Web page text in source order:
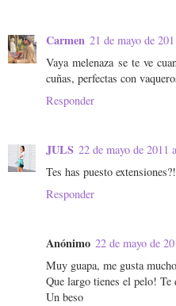
Carmen 21 de mayo de
Vaya melenaza se te ve
cuñas, perfectas con
Responder
JULS 22 de mayo de 2011
Tes has puesto
Responder
Anónimo 22 de mayo de
Muy guapa, me gusta
Que largo tienes el pelo! Te
Un beso